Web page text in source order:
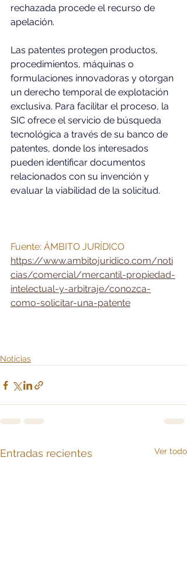
rechazada procede el recurso de
apelación.
Las patentes protegen productos,
procedimientos, máquinas o
formulaciones innovadoras y otorgan
un derecho temporal de explotación
exclusiva. Para facilitar el proceso, la
SIC ofrece el servicio de búsqueda
tecnológica a través de su banco de
patentes, donde los interesados
pueden identificar documentos
relacionados con su invención y
evaluar la viabilidad de la solicitud.
Fuente: ÁMBITO JURÍDICO
https://www.ambitojuridico.com/noti
cias/comercial/mercantil-propiedad-
intelectual-y-arbitraje/conozca-
como-solicitar-una-patente
Noticias
Entradas recientes Ver todo